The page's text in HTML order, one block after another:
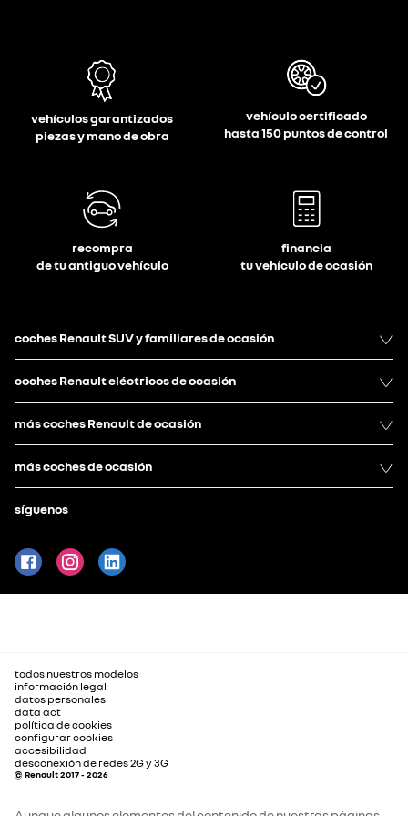
vehículos garantizados
piezas y mano de obra
vehículo certificado
hasta 150 puntos de control
recompra
de tu antiguo vehículo
financia
tu vehículo de ocasión
coches Renault SUV y familiares de ocasión
coches Renault eléctricos de ocasión
más coches Renault de ocasión
más coches de ocasión
síguenos
todos nuestros modelos
información legal
datos personales
data act
política de cookies
configurar cookies
accesibilidad
desconexión de redes 2G y 3G
© Renault 2017 - 2026